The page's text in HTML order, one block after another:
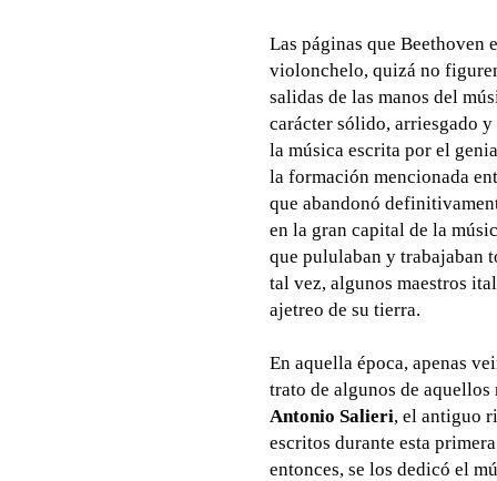
Las páginas que
violonchelo, quizá no
salidas de las manos del
carácter sólido, arriesgado
la música escrita por el
la formación mencionada
que abandonó
en la gran capital de la
que pululaban y trabajaban
tal vez, algunos maestros
ajetreo de su tierra.
En aquella época, apenas
trato de algunos de
Antonio Salieri, el antiguo
escritos durante esta
entonces, se los dedicó el